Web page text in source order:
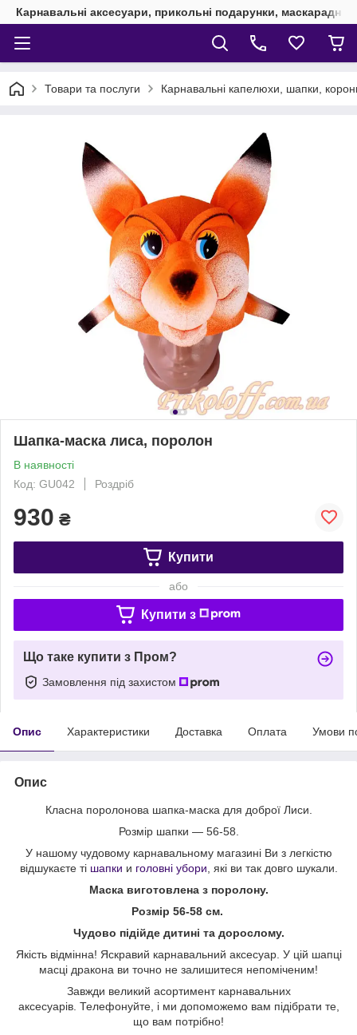
Карнавальні аксесуари, прикольні подарунки, маскарадні
Товари та послуги Карнавальні капелюхи, шапки,
Шапка-маска лиса, поролон
В наявності
Код: GU042
Роздріб
930 ₴
Купити
або
Купити з
Що таке купити з Пром?
Замовлення під захистом
Опис Характеристики Доставка Оплата Умови
Опис
Класна поролонова шапка-маска для доброї Лиси.
Розмір шапки — 56-58.
У нашому чудовому карнавальному магазині Ви з легкістю
відшукаєте ті шапки и головні убори , які ви так довго шукали.
Маска виготовлена з поролону.
Розмір 56-58 см.
Чудово підійде дитині та дорослому.
Якість відмінна! Яскравий карнавальний аксесуар. У цій шапці
масці дракона ви точно не залишитеся непоміченим!
Завжди великий асортимент карнавальних
аксесуарів. Телефонуйте, і ми допоможемо вам підібрати те,
що вам потрібно!